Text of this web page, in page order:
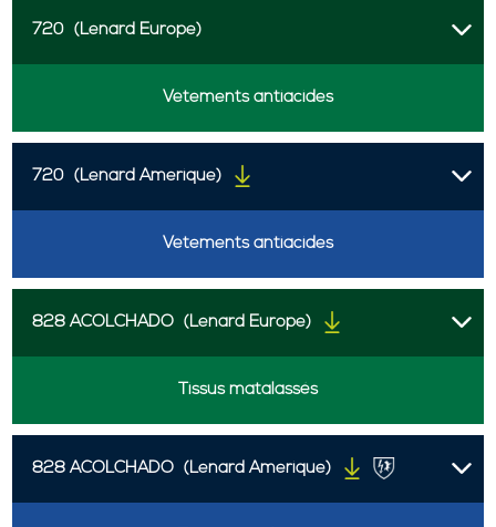
720 (Lenard Europe)
Vêtements antiacides
720 (Lenard Amerique)
Vêtements antiacides
828 ACOLCHADO (Lenard Europe)
Tissus matalassés
828 ACOLCHADO (Lenard Amerique)